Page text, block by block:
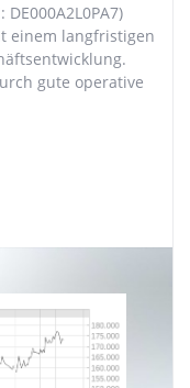
einem langfristigen
gute operative